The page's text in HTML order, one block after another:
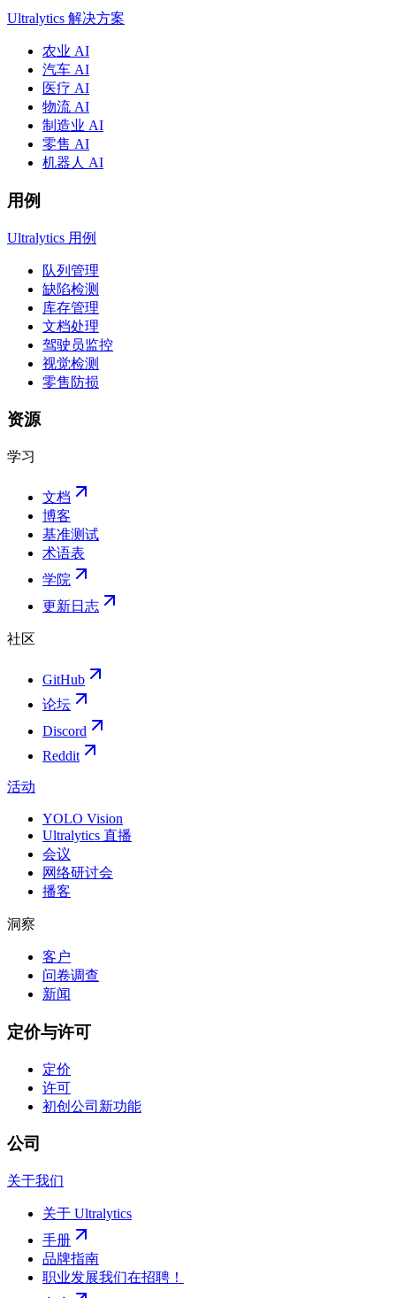
Ultralytics 解决方案
农业 AI
汽车 AI
医疗 AI
物流 AI
制造业 AI
零售 AI
机器人 AI
用例
Ultralytics 用例
队列管理
缺陷检测
库存管理
文档处理
驾驶员监控
视觉检测
零售防损
资源
学习
文档
博客
基准测试
术语表
学院
更新日志
社区
GitHub
论坛
Discord
Reddit
活动
YOLO Vision
Ultralytics 直播
会议
网络研讨会
播客
洞察
客户
问卷调查
新闻
定价与许可
定价
许可
初创公司 新功能
公司
关于我们
关于 Ultralytics
手册
品牌指南
职业发展我们在招聘！